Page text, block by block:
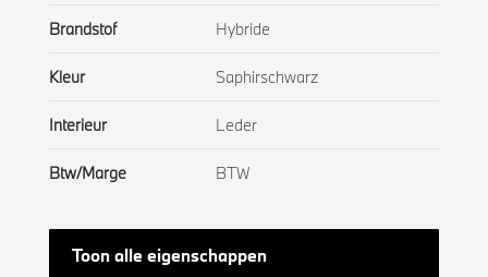
Brandstof Hybride
Kleur Saphirschwarz
Interieur Leder
Btw/Marge BTW
Toon alle eigenschappen